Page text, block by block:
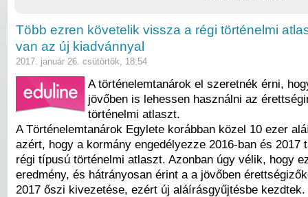
Több ezren követelik vissza a régi történelmi
van az új kiadvánnyal
2017. január 26. csütörtök, 18:54
A történelemtanárok el szeretnék érni,
jövőben is lehessen használni az
történelmi atlaszt.
A Történelemtanárok Egylete korábban közel 10 ezer
azért, hogy a kormány engedélyezze 2016-ban és 2017
régi típusú történelmi atlaszt. Azonban úgy vélik, hogy
eredmény, és hátrányosan érint a a jövőben
2017 őszi kivezetése, ezért új aláírásgyűjtésbe kezdtek.